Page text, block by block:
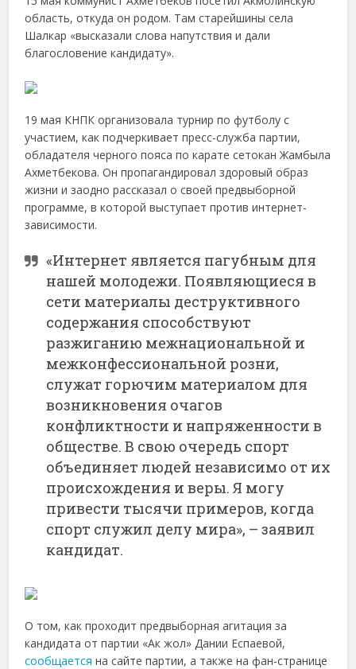
область, откуда он родом. Там старейшины села
Шалкар «высказали слова напутствия и дали
благословение кандидату».
19 мая КНПК организовала турнир по футболу с
участием, как подчеркивает пресс-служба партии,
обладателя черного пояса по карате сетокан Жамбыла
Ахметбекова. Он пропагандировал здоровый образ
жизни и заодно рассказал о своей предвыборной
программе, в которой выступает против интернет-
зависимости.
«Интернет является пагубным для
нашей молодежи. Появляющиеся в
сети материалы деструктивного
содержания способствуют
разжиганию межнациональной и
межконфессиональной розни,
служат горючим материалом для
возникновения очагов
конфликтности и напряженности в
обществе. В свою очередь спорт
объединяет людей независимо от их
происхождения и веры. Я могу
привести тысячи примеров, когда
спорт служил делу мира», – заявил
кандидат.
О том, как проходит предвыборная агитация за
кандидата от партии «Ак жол» Дании Еспаевой,
сообщается на сайте партии, а также на фан-странице